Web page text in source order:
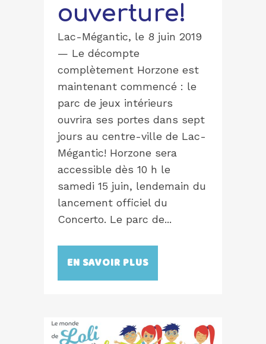
ouverture!
Lac-Mégantic, le 8 juin 2019
— Le décompte
complètement Horzone est
maintenant commencé : le
parc de jeux intérieurs
ouvrira ses portes dans sept
jours au centre-ville de Lac-
Mégantic! Horzone sera
accessible dès 10 h le
samedi 15 juin, lendemain du
lancement officiel du
Concerto. Le parc de...
EN SAVOIR PLUS